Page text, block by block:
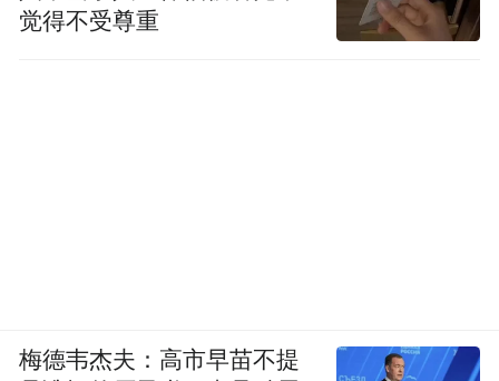
觉得不受尊重
梅德韦杰夫：高市早苗不提